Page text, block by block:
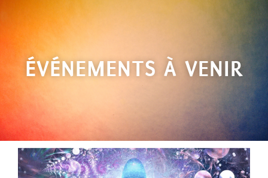
ÉVÉNEMENTS À VENIR